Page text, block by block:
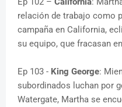
relación de trabajo como
campaña en California,
su equipo, que fracasan
Ep 103 - King George:
subordinados luchan por
Watergate, Martha se